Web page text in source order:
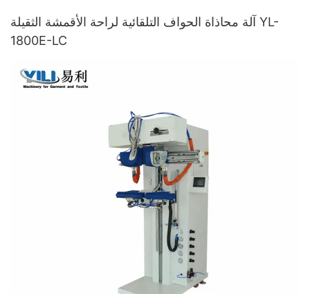
آلة محاذاة الحواف التلقائية لراحة الأقمشة الثقيلة YL-
1800E-LC